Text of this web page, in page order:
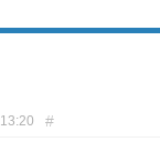
13:20 #